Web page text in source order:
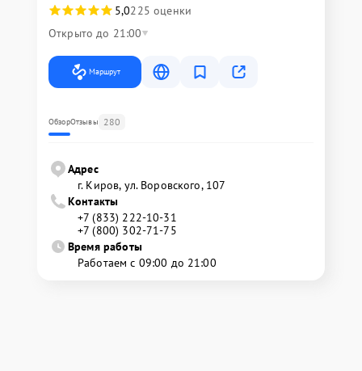
5,0225 оценки
Открыто до 21:00
Маршрут
ОбзорОтзывы 280
Адрес
г. Киров, ул. Воровского, 107
Контакты
+7 (833) 222-10-31
+7 (800) 302-71-75
Время работы
Работаем с 09:00 до 21:00